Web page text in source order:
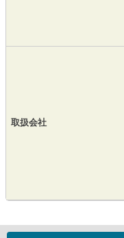
取扱会社